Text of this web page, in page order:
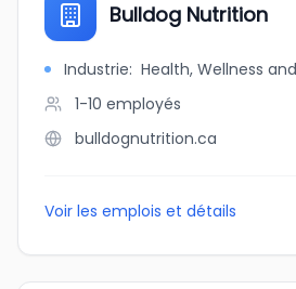
Bulldog Nutrition
Industrie: Health, Wellness
1-10 employés
bulldognutrition.ca
Voir les emplois et détails